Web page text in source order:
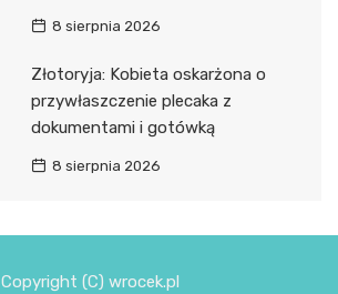
8 sierpnia 2026
Złotoryja: Kobieta oskarżona o
przywłaszczenie plecaka z
dokumentami i gotówką
8 sierpnia 2026
Copyright (C) wrocek.pl